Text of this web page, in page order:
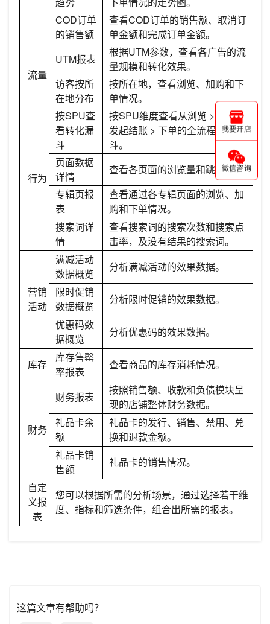
COD订单
的销售额
查看COD订单的销售额、取消订
单金额和完成订单金额。
流量
UTM报表
根据UTM参数，查看各广告的流
量规模和转化效果。
访客按所
在地分布
按所在地，查看浏览、加购和下
单情况。
行为
按SPU查
看转化漏
斗
按SPU维度查看从浏览 > 加购 >
发起结账 > 下单的全流程转化漏
斗。
页面数据
详情
查看各页面的浏览量和跳出率。
专辑页报
表
查看通过各专辑页面的浏览、加
购和下单情况。
搜索词详
情
查看搜索词的搜索次数和搜索点
击率，及没有结果的搜索词。
营销
活动
满减活动
数据概览
分析满减活动的效果数据。
限时促销
数据概览
分析限时促销的效果数据。
优惠码数
据概览
分析优惠码的效果数据。
库存
库存售罄
率报表
查看商品的库存消耗情况。
财务
财务报表
按照销售额、收款和负债模块呈
现的店铺整体财务数据。
礼品卡余
额
礼品卡的发行、销售、禁用、兑
换和退款金额。
礼品卡销
售额
礼品卡的销售情况。
自定
义报
表
您可以根据所需的分析场景，通过选择若干维
度、指标和筛选条件，组合出所需的报表。
这篇文章有帮助吗？
我要开店
微信咨询